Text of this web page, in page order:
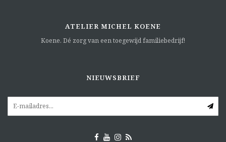
ATELIER MICHEL KOENE
Koene. Dé zorg van een toegewijd familiebedrijf!
NIEUWSBRIEF